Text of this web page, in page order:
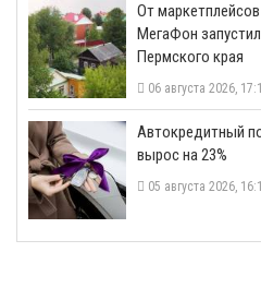
От
МегаФон
Пермского края
06 августа 2026,
​Автокредитный
вырос на 23%
05 августа 2026,